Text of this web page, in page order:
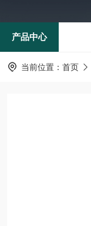
产品中心
当前位置： 首页